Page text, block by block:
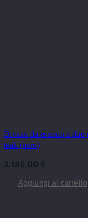
Divano da esterno a
teak (nero)
2.185,00 €
Aggiungi al carrello